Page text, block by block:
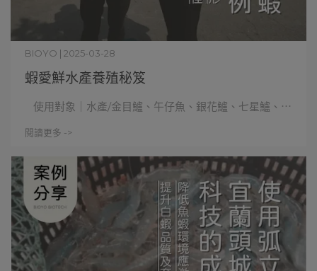
蝦愛鮮水產養殖秘笈
BIOYO | 2025-03-28
使用對象｜水產/金目鱸、午仔魚、銀花鱸、七星鱸、⋯
閱讀更多 ->